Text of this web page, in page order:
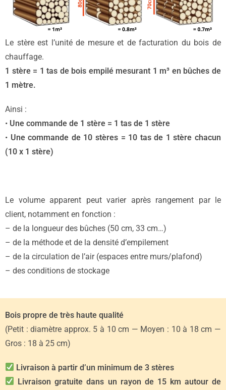
Le stère est l’unité de mesure et de facturation du bois de
chauffage.
1 stère = 1 tas de bois empilé mesurant 1 m³ en bûches de
1 mètre.
Ainsi :
• Une commande de 1 stère = 1 tas de 1 stère
• Une commande de 10 stères = 10 tas de 1 stère chacun
(10 x 1 stère)
Le volume apparent peut varier après rangement par le
client, notamment en fonction :
– de la longueur des bûches (50 cm, 33 cm…)
– de la méthode et de la densité d’empilement
– de la circulation de l’air (espaces entre murs/plafond)
– des conditions de stockage
Bois propre de très haute qualité
(Petit : diamètre approx. 5 à 10 cm — Moyen : 10 à 18 cm —
Gros : 18 à 25 cm)
Livraison à partir d’un minimum de 3 stères
Livraison gratuite dans un rayon de 15 km autour de